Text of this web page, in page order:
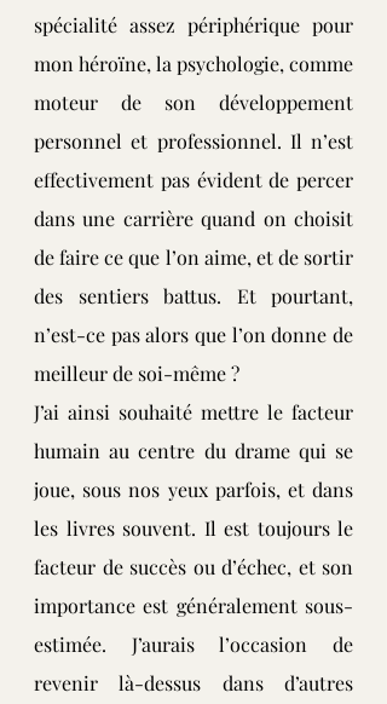
spécialité assez périphérique pour
mon héroïne, la psychologie, comme
moteur de son développement
personnel et professionnel. Il n’est
effectivement pas évident de percer
dans une carrière quand on choisit
de faire ce que l’on aime, et de sortir
des sentiers battus. Et pourtant,
n’est-ce pas alors que l’on donne de
meilleur de soi-même ?
J’ai ainsi souhaité mettre le facteur
humain au centre du drame qui se
joue, sous nos yeux parfois, et dans
les livres souvent. Il est toujours le
facteur de succès ou d’échec, et son
importance est généralement sous-
estimée. J’aurais l’occasion de
revenir là-dessus dans d’autres